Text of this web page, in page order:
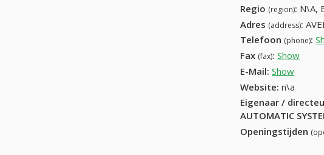
Regio (region): N\A,
Adres (address):
Telefoon (phone):
Fax (fax): Show
E-Mail: Show
Website: n\a
Eigenaar /
AUTOMATIC
Openingstijden